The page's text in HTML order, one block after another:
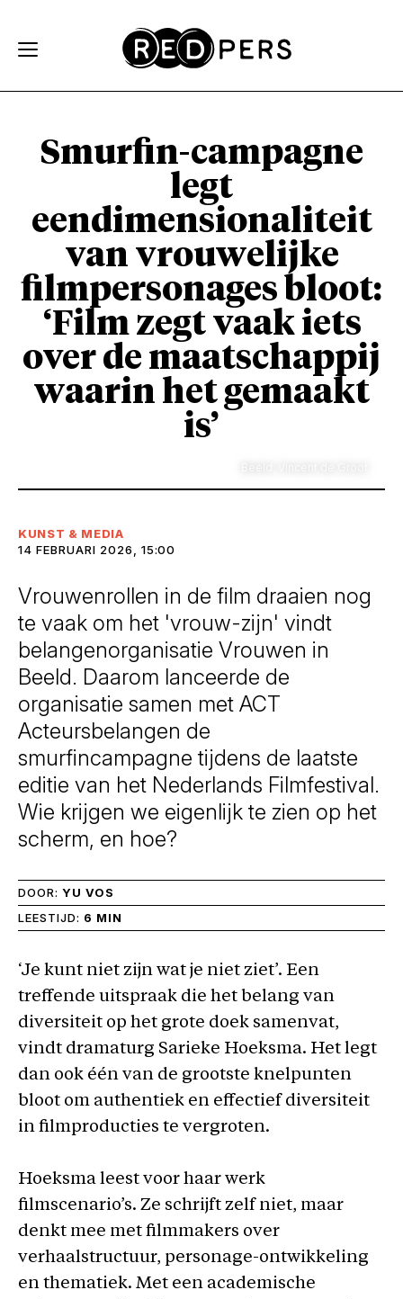
Smurfin-campagne
legt
eendimensionaliteit
van vrouwelijke
filmpersonages bloot:
‘Film zegt vaak iets
over de maatschappij
waarin het gemaakt
is’
KUNST & MEDIA
14 FEBRUARI 2026, 15:00
Vrouwenrollen in de film draaien nog
te vaak om het 'vrouw-zijn' vindt
belangenorganisatie Vrouwen in
Beeld. Daarom lanceerde de
organisatie samen met ACT
Acteursbelangen de
smurfincampagne tijdens de laatste
editie van het Nederlands Filmfestival.
Wie krijgen we eigenlijk te zien op het
scherm, en hoe?
DOOR: YU VOS
LEESTIJD: 6 MIN
‘Je kunt niet zijn wat je niet ziet’. Een
treffende uitspraak die het belang van
diversiteit op het grote doek samenvat,
vindt dramaturg Sarieke Hoeksma. Het legt
dan ook één van de grootste knelpunten
bloot om authentiek en effectief diversiteit
in filmproducties te vergroten.
Hoeksma leest voor haar werk
filmscenario’s. Ze schrijft zelf niet, maar
denkt mee met filmmakers over
verhaalstructuur, personage-ontwikkeling
en thematiek. Met een academische